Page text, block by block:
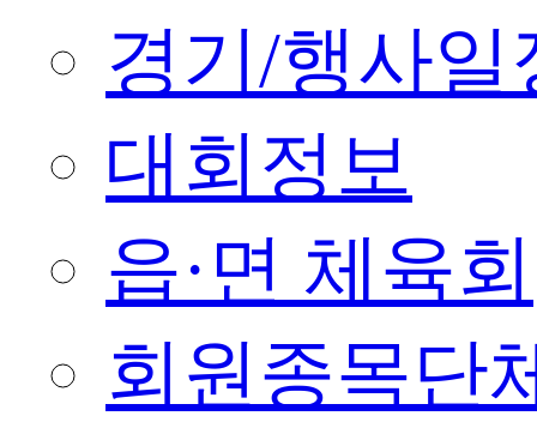
경기/행사일
대회정보
읍·면 체육회
회원종목단